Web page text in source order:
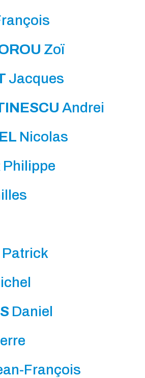
Zoï
Jacques
Andrei
Nicolas
Philippe
Patrick
Daniel
François